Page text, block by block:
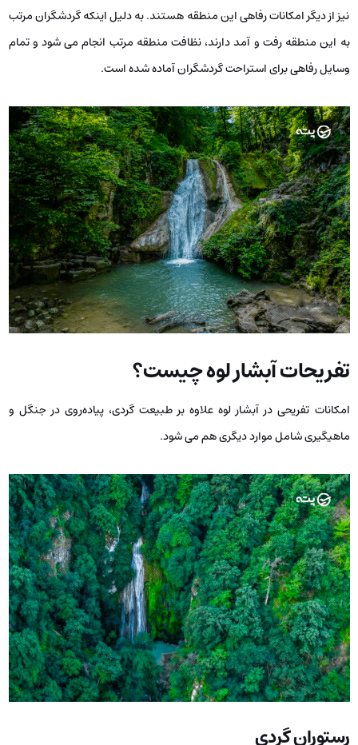
نیز از دیگر امکانات رفاهی این منطقه هستند. به دلیل اینکه گردشگران مرتب
به این منطقه رفت و آمد دارند، نظافت منطقه مرتب انجام می ‌شود و تمام
وسایل رفاهی برای استراحت گردشگران آماده شده است.
تفریحات آبشار لوه چیست؟
امکانات تفریحی در آبشار لوه علاوه بر طبیعت گردی، پیاده‌روی در جنگل و
ماهیگیری شامل موارد دیگری هم می ‌شود.
رستوران گردی